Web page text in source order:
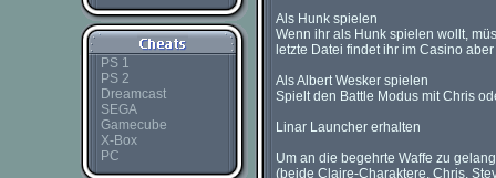
PS 1
PS 2
Dreamcast
SEGA
Gamecube
X-Box
PC
Als Hunk spielen
Wenn ihr als Hunk spielen wollt,
letzte Datei findet ihr im Casino
Als Albert Wesker spielen
Spielt den Battle Modus mit Chris
Linar Launcher erhalten
Um an die begehrte Waffe zu
(beide Claire-Charaktere, Chris,